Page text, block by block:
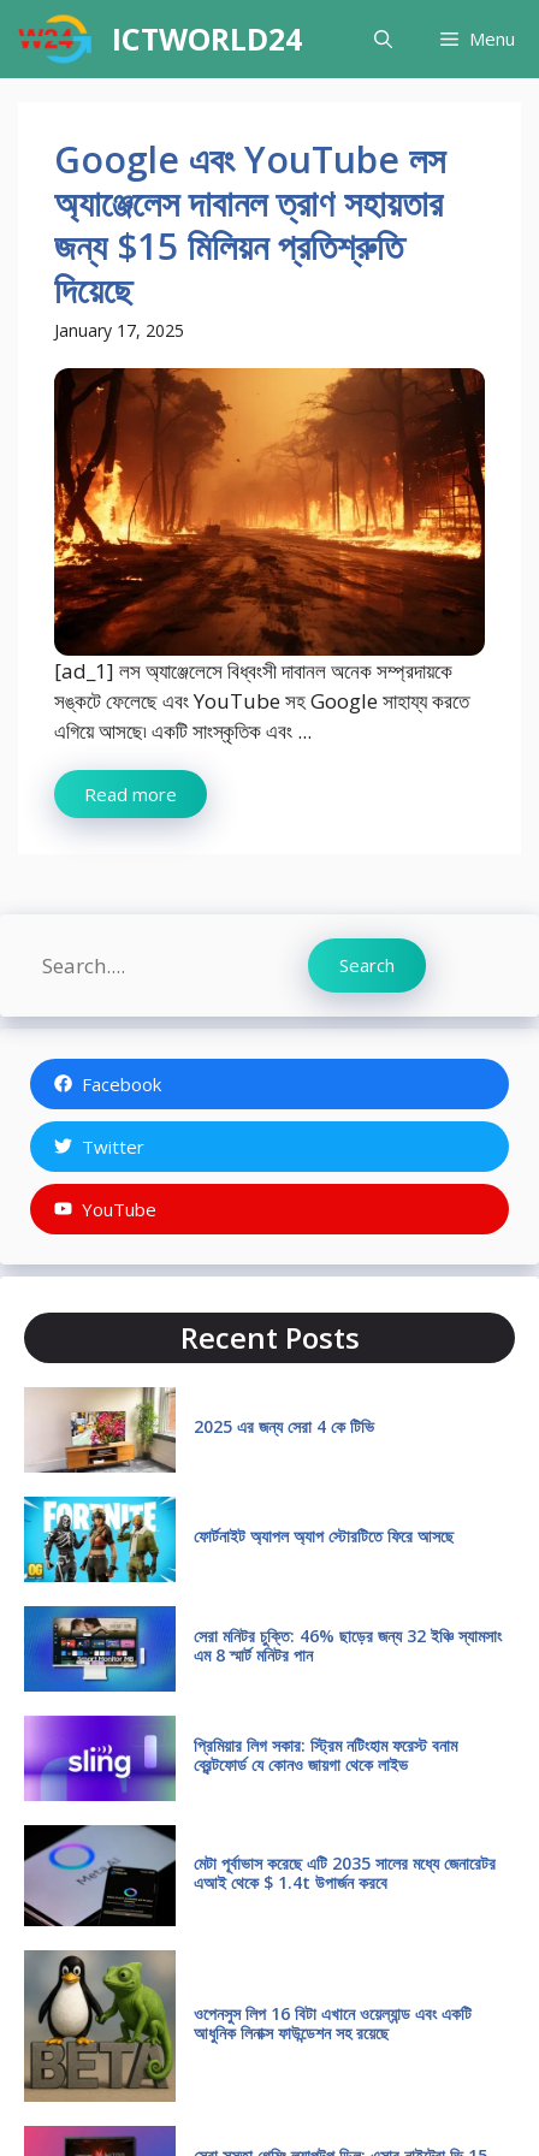
content
ICTWORLD24 Menu
Google এবং YouTube লস
অ্যাঞ্জেলেস দাবানল ত্রাণ সহায়তার
জন্য $15 মিলিয়ন প্রতিশ্রুতি
দিয়েছে
January 17, 2025
[ad_1] লস অ্যাঞ্জেলেসে বিধ্বংসী দাবানল অনেক সম্প্রদায়কে
সঙ্কটে ফেলেছে এবং YouTube সহ Google সাহায্য করতে
এগিয়ে আসছে৷ একটি সাংস্কৃতিক এবং ...
Read more
Search Search
Facebook
Twitter
YouTube
Recent Posts
2025 এর জন্য সেরা 4 কে টিভি
ফোর্টনাইট অ্যাপল অ্যাপ স্টোরটিতে ফিরে আসছে
সেরা মনিটর চুক্তি: 46% ছাড়ের জন্য 32 ইঞ্চি স্যামসাং
এম 8 স্মার্ট মনিটর পান
প্রিমিয়ার লিগ সকার: স্ট্রিম নটিংহাম ফরেস্ট বনাম
ব্রেন্টফোর্ড যে কোনও জায়গা থেকে লাইভ
মেটা পূর্বাভাস করেছে এটি 2035 সালের মধ্যে জেনারেটর
এআই থেকে $ 1.4t উপার্জন করবে
ওপেনসুস লিপ 16 বিটা এখানে ওয়েল্যান্ড এবং একটি
আধুনিক লিনাক্স ফাউন্ডেশন সহ রয়েছে